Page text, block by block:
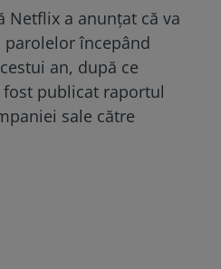
Netflix a anunțat că va
începând
an, după ce
publicat raportul
sale către